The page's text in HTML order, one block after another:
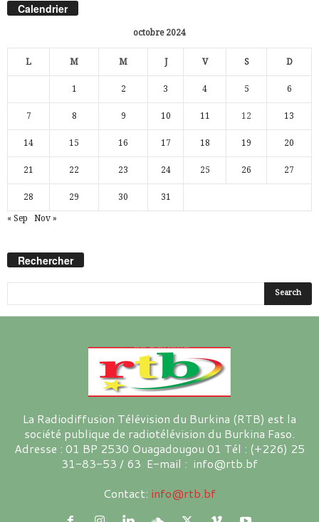
Calendrier
octobre 2024
L M M J V S D
1 2 3 4 5 6
7 8 9 10 11 12 13
14 15 16 17 18 19 20
21 22 23 24 25 26 27
28 29 30 31
« Sep Nov »
Rechercher
La Radiodiffusion Télévision du Burkina (RTB) est la
société publique de radiotélévision du Burkina Faso.
Adresse : 01 BP 2530 Ouagadougou 01 Tél : (+226) 25
31-83-53 / 63 E-mail : info@rtb.bf
Contact: info@rtb.bf